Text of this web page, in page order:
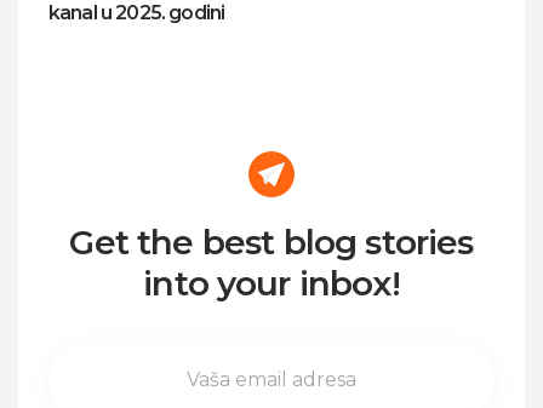
kanal u 2025. godini
Get the best blog stories
into your inbox!